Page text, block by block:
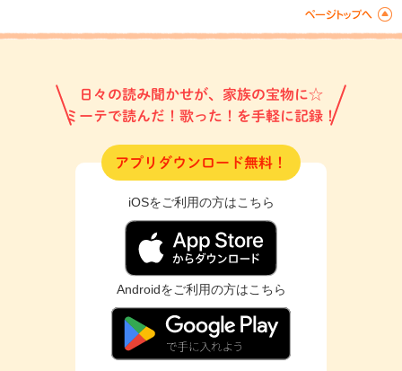
日々の読み聞かせが、家族の宝物に☆
ミーテで読んだ！歌った！を手軽に記録！
アプリダウンロード無料！
iOSをご利用の方はこちら
Androidをご利用の方はこちら